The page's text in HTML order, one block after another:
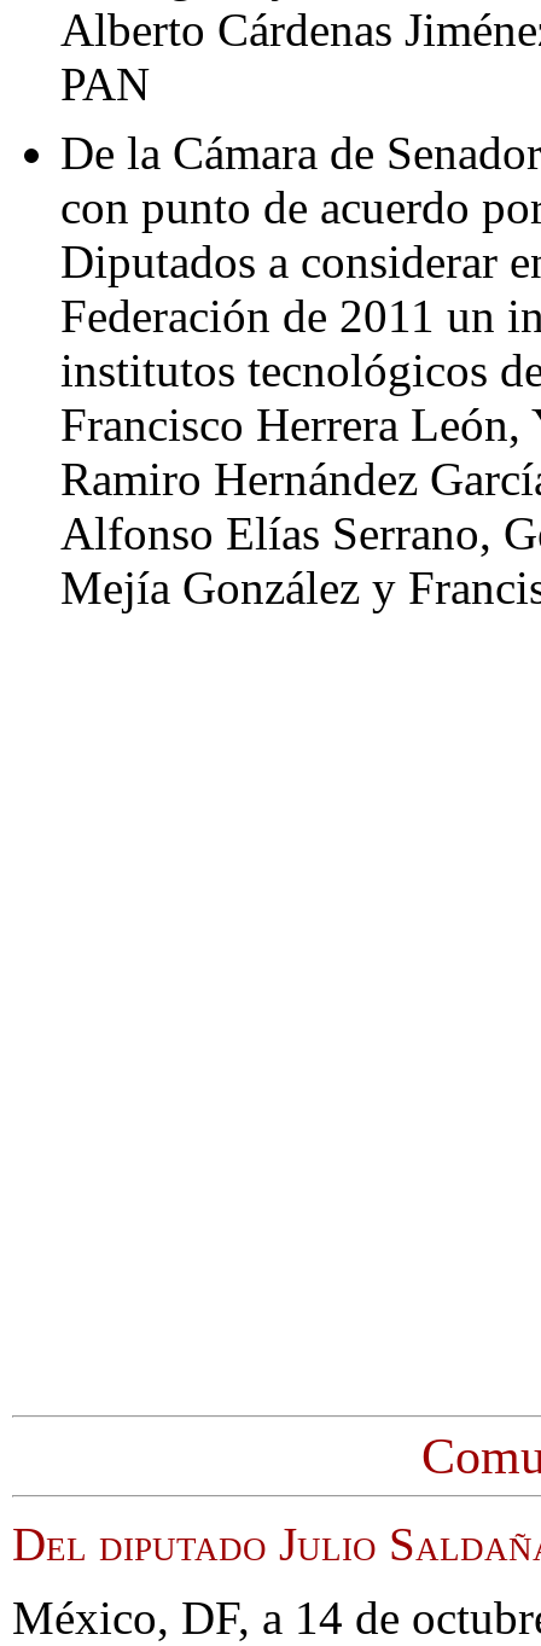
Alberto Cárdenas
PAN
De la Cámara de
con punto de acuerdo
Diputados a considerar
Federación de 2011 un
institutos tecnológicos
Francisco Herrera
Ramiro Hernández
Alfonso Elías Serrano,
Mejía González y
Del diputado Julio
México, DF, a 14 de